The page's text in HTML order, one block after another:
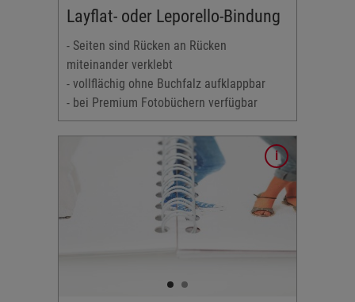
Layflat- oder Leporello-Bindung
- Seiten sind Rücken an Rücken
miteinander verklebt
- vollflächig ohne Buchfalz aufklappbar
- bei Premium Fotobüchern verfügbar